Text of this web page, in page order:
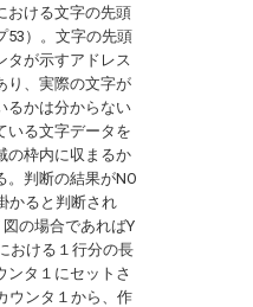
おける文字の先頭
53）。文字の先頭
タが示すアドレス
り、実際の文字が
るかは分からない
いる文字データを
の枠内に収まるか
。判断の結果がNO
かると判断され
の場合であればY
おける１行分の長
ンタ１にセットさ
ウンタ１から、作